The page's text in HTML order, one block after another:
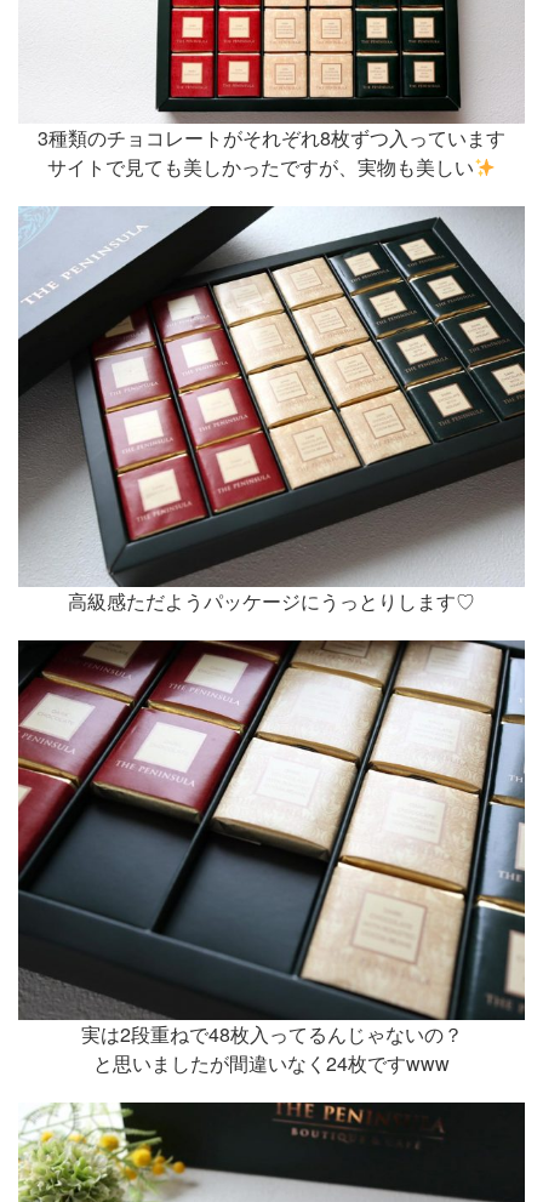
3種類のチョコレートがそれぞれ8枚ずつ入っています
サイトで見ても美しかったですが、実物も美しい
高級感ただようパッケージにうっとりします♡
実は2段重ねで48枚入ってるんじゃないの？
と思いましたが間違いなく24枚ですwww